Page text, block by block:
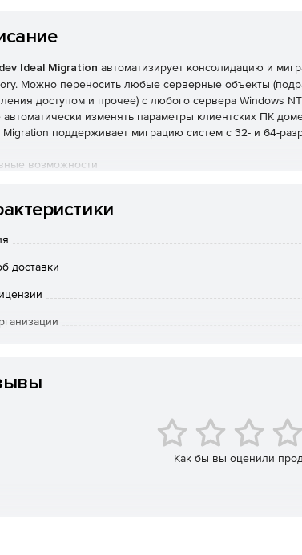
Ideal Migration автоматизирует консолидацию и
Можно переносить любые серверные объекты
доступом и прочее) с любого сервера Windows
автоматически изменять параметры клиентских ПК
Migration поддерживает миграцию систем с 32- и 64-
возможности
доменов Windows Small Business Server (SBS).
может выполняться с доверенными
миграции объектов для большей гибкости
доставки
Как бы вы оценили